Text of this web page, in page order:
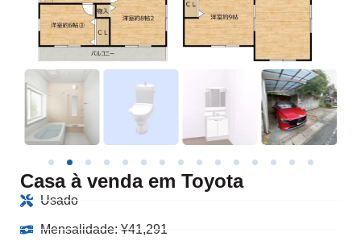
Casa à venda em Toyota
Usado
Mensalidade: ¥41,291